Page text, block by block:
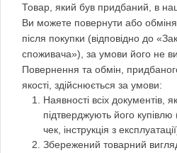
Товар, який був придбаний, в
Ви можете повернути або
після покупки (відповідно до
споживача»), за умови його не
Повернення та обмін,
якості, здійснюється за умови:
Наявності всіх документів,
підтверджують його
чек, інструкція з
Збережений товарний